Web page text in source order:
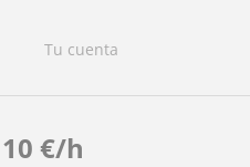
Tu cuenta
10 €/h